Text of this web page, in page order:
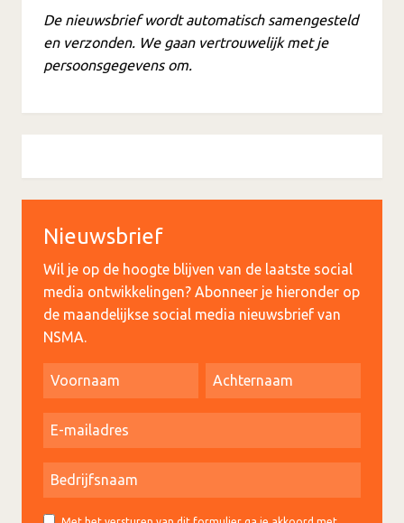
De nieuwsbrief wordt automatisch samengesteld
en verzonden. We gaan vertrouwelijk met je
persoonsgegevens om.
Nieuwsbrief
Wil je op de hoogte blijven van de laatste social
media ontwikkelingen? Abonneer je hieronder op
de maandelijkse social media nieuwsbrief van
NSMA.